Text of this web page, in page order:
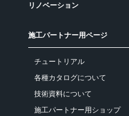
リノベーション
施工パートナー用ページ
チュートリアル
各種カタログについて
技術資料について
施工パートナー用ショップ